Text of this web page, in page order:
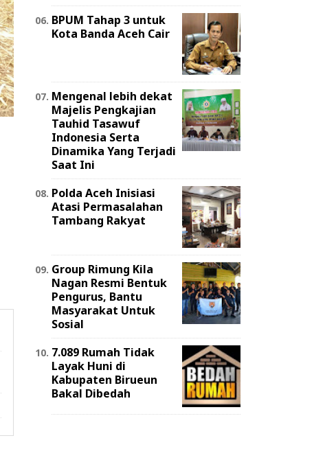
BPUM Tahap 3 untuk
Kota Banda Aceh Cair
Mengenal lebih dekat
Majelis Pengkajian
Tauhid Tasawuf
Indonesia Serta
Dinamika Yang Terjadi
Saat Ini
Polda Aceh Inisiasi
Atasi Permasalahan
Tambang Rakyat
Group Rimung Kila
Nagan Resmi Bentuk
Pengurus, Bantu
Masyarakat Untuk
Sosial
7.089 Rumah Tidak
Layak Huni di
Kabupaten Birueun
Bakal Dibedah